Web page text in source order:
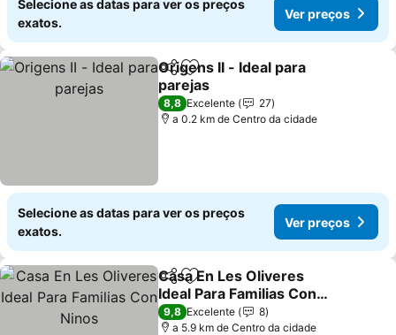
Selecione as datas para ver os preços
exatos.
Ver preços
PartilharAdicionar aos favoritos
Origens II - Ideal para
parejas
Ver preços
8,8 Excelente
27
a 0.2 km de Centro da cidade
Selecione as datas para ver os preços
exatos.
Ver preços
PartilharAdicionar aos favoritos
Casa En Les Oliveres
Ideal Para Familias Con
Ninos
Ver preços
9,8 Excelente
8
a 5.9 km de Centro da cidade